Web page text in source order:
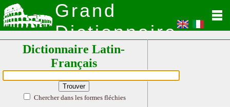
Grand
Dictionnaire
Latin
Dictionnaire Latin-
Français
Chercher dans les formes fléchies